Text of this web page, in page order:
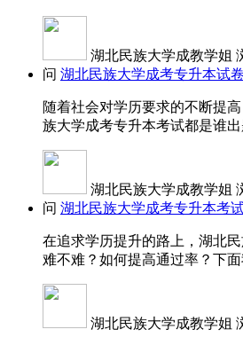
湖北民族大学成教学姐
问 湖北民族大学成考专升本试
随着社会对学历要求的不断提
族大学成考专升本考试都是谁
湖北民族大学成教学姐
问 湖北民族大学成考专升本考
在追求学历提升的路上，湖北
难不难？如何提高通过率？下
湖北民族大学成教学姐